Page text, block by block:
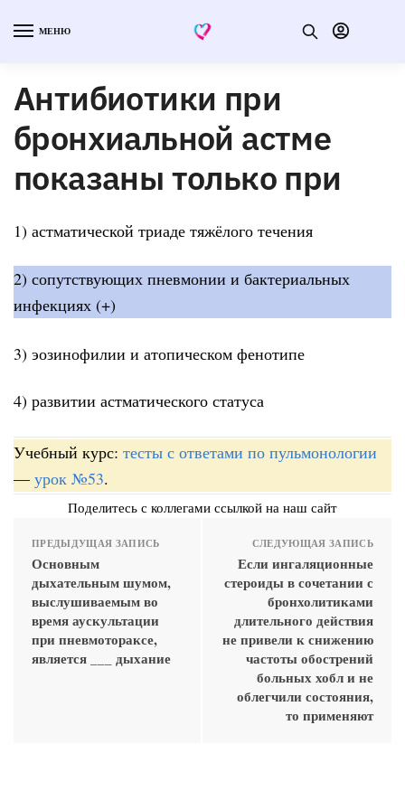
МЕНЮ
Антибиотики при
бронхиальной астме
показаны только при
1) астматической триаде тяжёлого течения
2) сопутствующих пневмонии и бактериальных
инфекциях (+)
3) эозинофилии и атопическом фенотипе
4) развитии астматического статуса
Учебный курс: тесты с ответами по пульмонологии
— урок №53.
Поделитесь с коллегами ссылкой на наш сайт
ПРЕДЫДУЩАЯ ЗАПИСЬ
Основным
дыхательным шумом,
выслушиваемым во
время аускультации
при пневмотораксе,
является ___ дыхание
СЛЕДУЮЩАЯ ЗАПИСЬ
Если ингаляционные
стероиды в сочетании с
бронхолитиками
длительного действия
не привели к снижению
частоты обострений
больных хобл и не
облегчили состояния,
то применяют